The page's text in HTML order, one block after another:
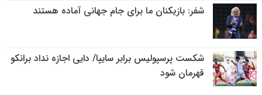
شفر: بازیکنان ما برای جام جهانی آماده هستند
شکست پرسپولیس برابر سایپا/ دایی اجازه نداد برانکو
قهرمان شود